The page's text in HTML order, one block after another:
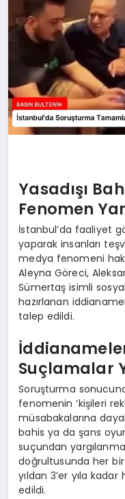
Yasadışı
Fenomen
İstanbul’da faaliyet
yaparak insanları
medya fenomeni
Aleyna Göreci,
Sümertaş isimli
hazırlanan
talep edildi.
Suçlamalar
Soruşturma
fenomenin ‘kişileri
müsabakalarına
bahis ya da şans
suçundan
doğrultusunda her
yıldan 3’er yıla
edildi.